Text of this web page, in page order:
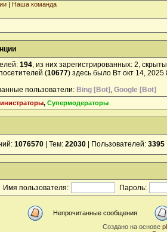
| Наша команда
194, из них зарегистрированных: 2,
(10677) здесь было Вт окт 14, 2025
пользователи: Bing [Bot] , Google [Bot]
, Супермодераторы
1076570 | Тем: 22030 | Пользователей: 3395
Имя пользователя:
Пароль:
Непрочитанные сообщения
Создано на основе